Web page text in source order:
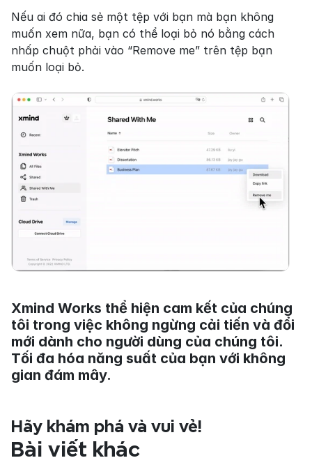
Nếu ai đó chia sẻ một tệp với bạn mà bạn không
muốn xem nữa, bạn có thể loại bỏ nó bằng cách
nhấp chuột phải vào “Remove me” trên tệp bạn
muốn loại bỏ.
Xmind Works thể hiện cam kết của chúng
tôi trong việc không ngừng cải tiến và đổi
mới dành cho người dùng của chúng tôi.
Tối đa hóa năng suất của bạn với không
gian đám mây.
Hãy khám phá và vui vẻ!
Bài viết khác